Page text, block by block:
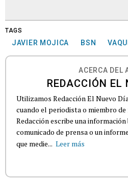
TAGS
JAVIER MOJICA BSN
ACERCA DEL
REDACCIÓN EL
Utilizamos Redacción El Nuevo
cuando el periodista o miembro
Redacción escribe una información
comunicado de prensa o un
que medie... Leer más